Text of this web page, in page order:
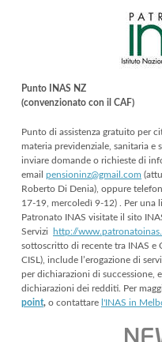
SICUREZZA SOCIALE
VALORIZZAZIONE
DELL'ITALIANITÀ
WORKING HOLIDAY
ZELANDA
Punto INAS NZ
​(convenzionato con il CAF)
Punto di assistenza gratuito per
materia previdenziale, sanitaria e
inviare domande o richieste di
email pensioninz@gmail.com
Roberto Di Denia), oppure
17-19, mercoledì 9-12) . Per una
Patronato INAS visitate il sito
Servizi
http://
sottoscritto di recente tra INAS e
CISL), include l’erogazione di
per d ichiarazioni di successione,
dichiarazioni dei redditi. Per
point, o contattare l'INAS in